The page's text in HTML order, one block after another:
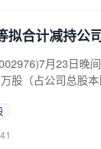
拟合计减持公
月23日晚
股（占公司总股